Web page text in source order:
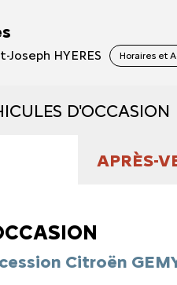
HYERES Horaires et
D'OCCASION
FAIBLE
APRÈS-
NOS
Citroën